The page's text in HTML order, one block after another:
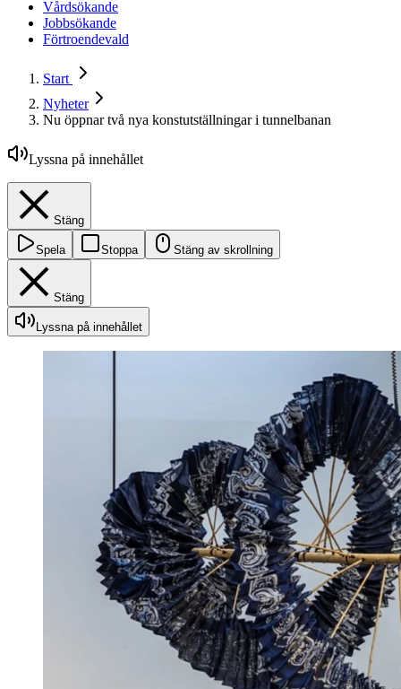
Vårdsökande
Jobbsökande
Förtroendevald
Start
Nyheter
Nu öppnar två nya konstutställningar i tunnelbanan
Lyssna på innehållet
Stäng
Spela Stoppa Stäng av skrollning
Stäng
Lyssna på innehållet